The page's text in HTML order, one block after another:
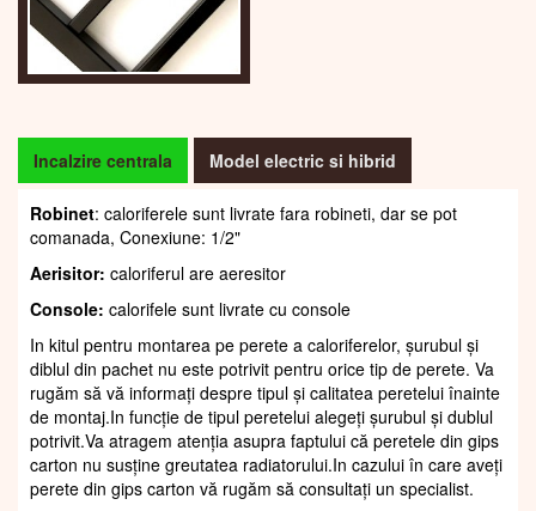
Incalzire centrala Model electric si hibrid
Robinet: caloriferele sunt livrate fara robineti, dar se pot
comanada, Conexiune: 1/2"
Aerisitor: caloriferul are aeresitor
Console: calorifele sunt livrate cu console
In kitul pentru montarea pe perete a caloriferelor, șurubul și
diblul din pachet nu este potrivit pentru orice tip de perete. Va
rugăm să vă informați despre tipul și calitatea peretelui înainte
de montaj.In funcție de tipul peretelui alegeți șurubul și dublul
potrivit.Va atragem atenția asupra faptului că peretele din gips
carton nu susține greutatea radiatorului.In cazului în care aveți
perete din gips carton vă rugăm să consultați un specialist.